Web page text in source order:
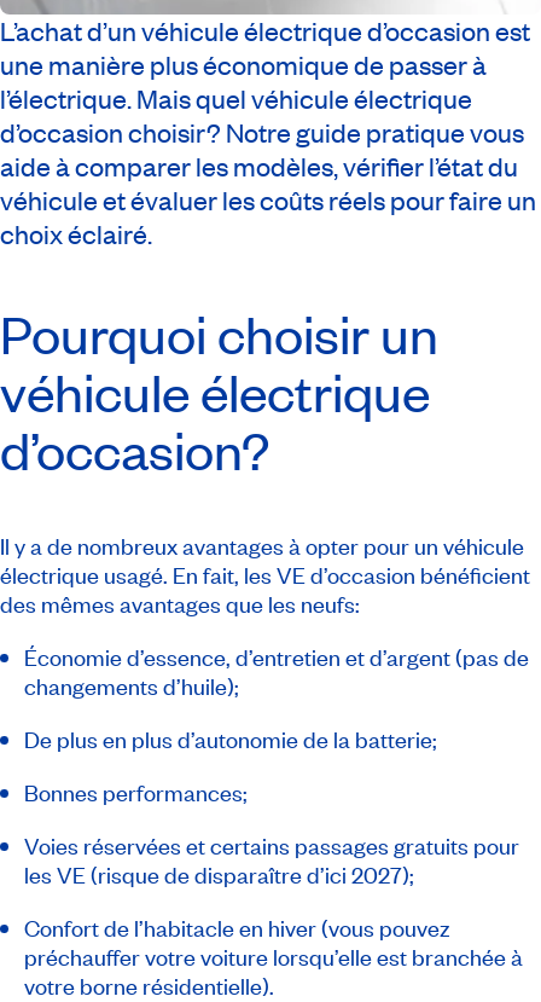
L’achat d’un véhicule électrique d’occasion est
une manière plus économique de passer à
l’électrique. Mais quel véhicule électrique
d’occasion choisir? Notre guide pratique vous
aide à comparer les modèles, vérifier l’état du
véhicule et évaluer les coûts réels pour faire un
choix éclairé.
Pourquoi choisir un
véhicule électrique
d’occasion?
Il y a de nombreux avantages à opter pour un véhicule
électrique usagé. En fait, les VE d’occasion bénéficient
des mêmes avantages que les neufs:
Économie d’essence, d’entretien et d’argent (pas de
changements d’huile);
De plus en plus d’autonomie de la batterie;
Bonnes performances;
Voies réservées et certains passages gratuits pour
les VE (risque de disparaître d’ici 2027);
Confort de l’habitacle en hiver (vous pouvez
préchauffer votre voiture lorsqu’elle est branchée à
votre borne résidentielle).